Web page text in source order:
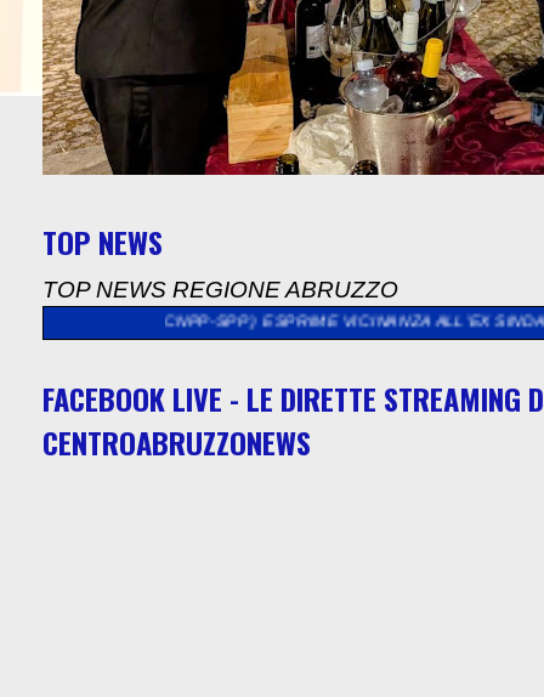
TOP NEWS
TOP NEWS REGIONE ABRUZZO
SPP ) ESPRIME VICINANZA ALL'EX SINDACO DI
FACEBOOK LIVE - LE DIRETTE STREAMING
CENTROABRUZZONEWS